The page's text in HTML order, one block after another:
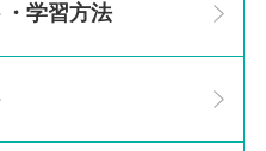
学習方法